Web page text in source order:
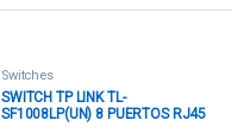
Switches
SWITCH TP LINK TL-
SF1008LP(UN) 8 PUERTOS RJ45